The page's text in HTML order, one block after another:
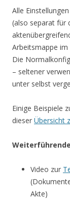
Alle
(also separat für
Arbeitsmappe
Die
– seltener
unter selbst
Einige Beispiele
dieser Übersicht
Video zur
Akte)